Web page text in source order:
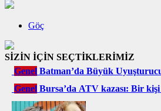
Göç
SİZİN İÇİN SEÇTİKLERİMİZ
Genel Batman’da Büyük
Genel Bursa’da ATV kazası: Bir kişi